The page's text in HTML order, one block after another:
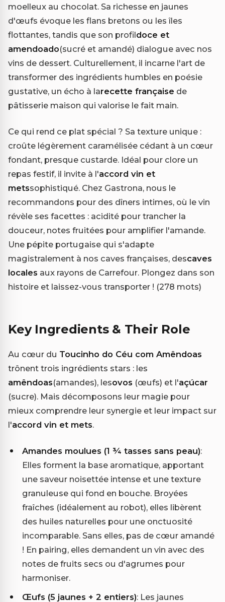
moelleux au chocolat. Sa richesse en jaunes
d'œufs évoque les flans bretons ou les îles
flottantes, tandis que son profildoce et
amendoado(sucré et amandé) dialogue avec nos
vins de dessert. Culturellement, il incarne l'art de
transformer des ingrédients humbles en poésie
gustative, un écho à larecette française de
pâtisserie maison qui valorise le fait main.
Ce qui rend ce plat spécial ? Sa texture unique :
croûte légèrement caramélisée cédant à un cœur
fondant, presque custarde. Idéal pour clore un
repas festif, il invite à l'accord vin et
metssophistiqué. Chez Gastrona, nous le
recommandons pour des dîners intimes, où le vin
révèle ses facettes : acidité pour trancher la
douceur, notes fruitées pour amplifier l'amande.
Une pépite portugaise qui s'adapte
magistralement à nos caves françaises, descaves
locales aux rayons de Carrefour. Plongez dans son
histoire et laissez-vous transporter ! (278 mots)
Key Ingredients & Their Role
Au cœur du Toucinho do Céu com Amêndoas
trônent trois ingrédients stars : les
amêndoas(amandes), lesovos (œufs) et l'açúcar
(sucre). Mais décomposons leur magie pour
mieux comprendre leur synergie et leur impact sur
l'accord vin et mets.
Amandes moulues (1 ¾ tasses sans peau):
Elles forment la base aromatique, apportant
une saveur noisettée intense et une texture
granuleuse qui fond en bouche. Broyées
fraîches (idéalement au robot), elles libèrent
des huiles naturelles pour une onctuosité
incomparable. Sans elles, pas de cœur amandé
! En pairing, elles demandent un vin avec des
notes de fruits secs ou d'agrumes pour
harmoniser.
Œufs (5 jaunes + 2 entiers): Les jaunes